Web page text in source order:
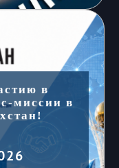
в
миссии в